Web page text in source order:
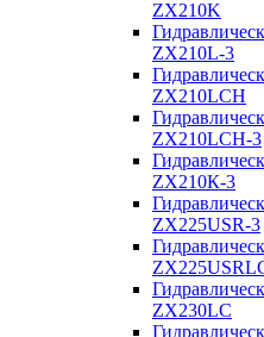
ZX210K
ZX210L-3
ZX210LCH
ZX210LCH-3
ZX210К-3
ZX225USR-3
ZX230LC